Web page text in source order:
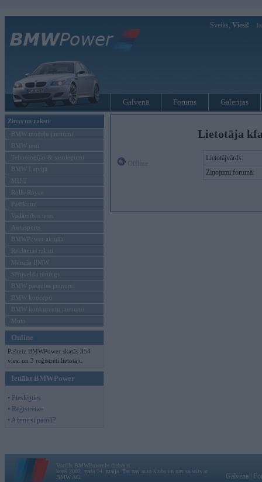
Sveiks, Viesi!
Galvenā Forums Galerijas
Ziņas un raksti
BMW modeļu jaunumi
BMW testi
Tehnoloģijas & sasniegumi
BMW Latvijā
MINI
Rolls-Royce
Pasākumi
Vadāmības tests
Autosports
BMWPower aktuāli
Reklāmas raksti
Mēneša BMW
Sērijveida tūnings
BMW pasaules jaunumi
BMW koncepti
BMW konkurentu jaunumi
Moto
Online
Pašreiz BMWPower skatās 354
viesi un 3 reģistrēti lietotāji.
Ienākt BMWPower
• Pieslēgties
• Reģistrēties
• Aizmirsi paroli?
Lietotāja
Lietotājvārds:
Ziņojumi forumā:
Vortāls BMWPower.lv darbojas
kopš 2002. gada 14. maija. Tas nav auto klubs un nav saistīts ar
BMW AG.
Galvena